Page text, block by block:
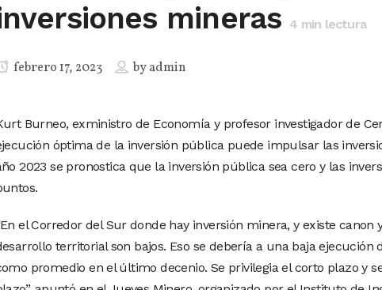
mineras 4 min lectura
febrero 17, 2023 byadmin
Burneo, exministro de Economía y profesor investigador de
óptima de la inversión pública puede impulsar las
2023 se pronostica que la inversión pública sea cero y las
el Corredor del Sur donde hay inversión minera, y existe canon
territorial son bajos. Eso se debería a una baja ejecución
promedio en el último decenio. Se privilegia el corto plazo y